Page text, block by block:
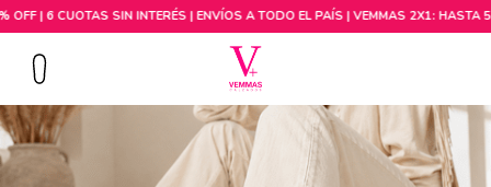
Comprar por talle